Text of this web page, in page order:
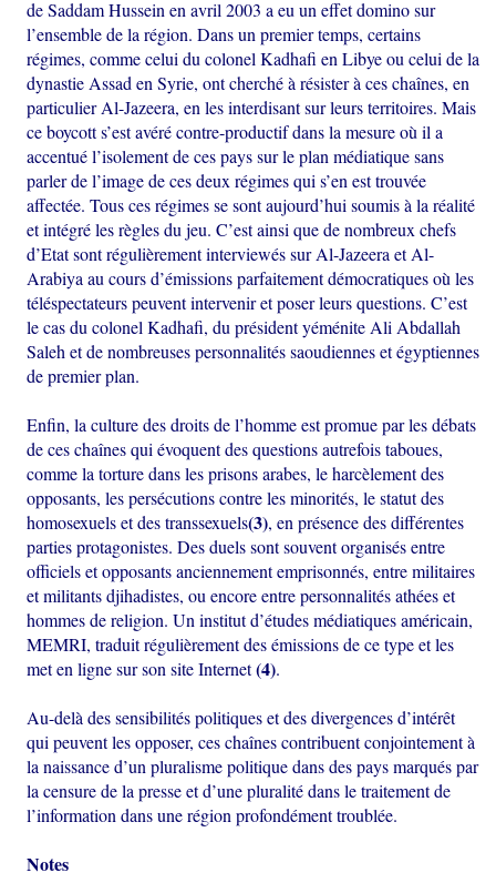
de Saddam Hussein en avril 2003 a eu un effet domino sur
l’ensemble de la région. Dans un premier temps, certains
régimes, comme celui du colonel Kadhafi en Libye ou celui de la
dynastie Assad en Syrie, ont cherché à résister à ces chaînes, en
particulier Al-Jazeera, en les interdisant sur leurs territoires. Mais
ce boycott s’est avéré contre-productif dans la mesure où il a
accentué l’isolement de ces pays sur le plan médiatique sans
parler de l’image de ces deux régimes qui s’en est trouvée
affectée. Tous ces régimes se sont aujourd’hui soumis à la réalité
et intégré les règles du jeu. C’est ainsi que de nombreux chefs
d’Etat sont régulièrement interviewés sur Al-Jazeera et Al-
Arabiya au cours d’émissions parfaitement démocratiques où les
téléspectateurs peuvent intervenir et poser leurs questions. C’est
le cas du colonel Kadhafi, du président yéménite Ali Abdallah
Saleh et de nombreuses personnalités saoudiennes et égyptiennes
de premier plan.
Enfin, la culture des droits de l’homme est promue par les débats
de ces chaînes qui évoquent des questions autrefois taboues,
comme la torture dans les prisons arabes, le harcèlement des
opposants, les persécutions contre les minorités, le statut des
homosexuels et des transsexuels(3), en présence des différentes
parties protagonistes. Des duels sont souvent organisés entre
officiels et opposants anciennement emprisonnés, entre militaires
et militants djihadistes, ou encore entre personnalités athées et
hommes de religion. Un institut d’études médiatiques américain,
MEMRI, traduit régulièrement des émissions de ce type et les
met en ligne sur son site Internet(4).
Au-delà des sensibilités politiques et des divergences d’intérêt
qui peuvent les opposer, ces chaînes contribuent conjointement à
la naissance d’un pluralisme politique dans des pays marqués par
la censure de la presse et d’une pluralité dans le traitement de
l’information dans une région profondément troublée.
Notes